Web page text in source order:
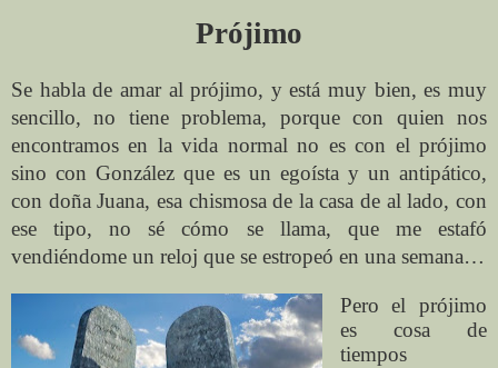
Prójimo
Se habla de amar al prójimo, y está muy bien, es muy
sencillo, no tiene problema, porque con quien nos
encontramos en la vida normal no es con el prójimo
sino con González que es un egoísta y un antipático,
con doña Juana, esa chismosa de la casa de al lado, con
ese tipo, no sé cómo se llama, que me estafó
vendiéndome un reloj que se estropeó en una semana…
Pero el prójimo
es cosa de
tiempos